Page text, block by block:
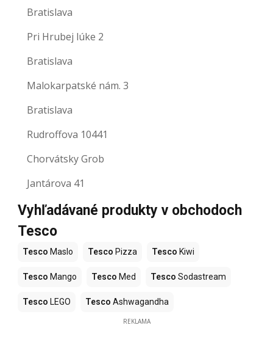
Bratislava
Pri Hrubej lúke 2
Bratislava
Malokarpatské nám. 3
Bratislava
Rudroffova 10441
Chorvátsky Grob
Jantárova 41
Vyhľadávané produkty v obchodoch
Tesco
Tesco Maslo Tesco Pizza Tesco Kiwi
Tesco Mango Tesco Med Tesco Sodastream
Tesco LEGO Tesco Ashwagandha
REKLAMA